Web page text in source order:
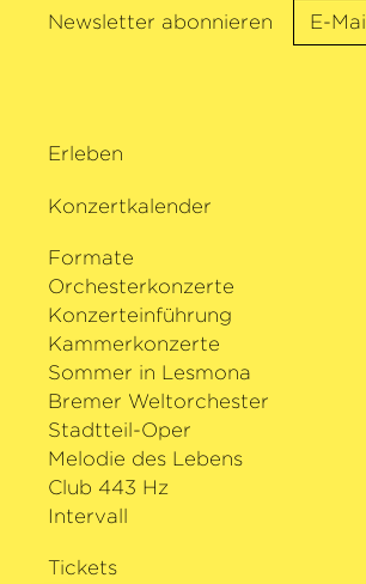
Newsletter abonnieren
Erleben
Konzertkalender
Formate
Orchesterkonzerte
Konzerteinführung
Kammerkonzerte
Sommer in Lesmona
Bremer Weltorchester
Stadtteil-Oper
Melodie des Lebens
Club 443 Hz
Intervall
Tickets